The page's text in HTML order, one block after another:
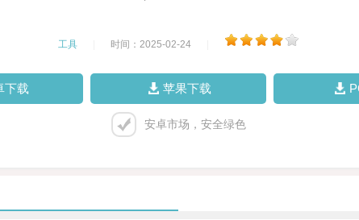
工具 时间：2025-02-24
下载 苹果下载
安卓市场，安全绿色